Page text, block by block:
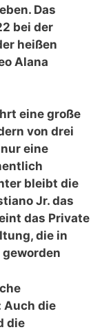
Das
bei der
heißen
Alana
eine große
von drei
eine
bleibt die
Jr. das
das Private
die in
Auch die
die